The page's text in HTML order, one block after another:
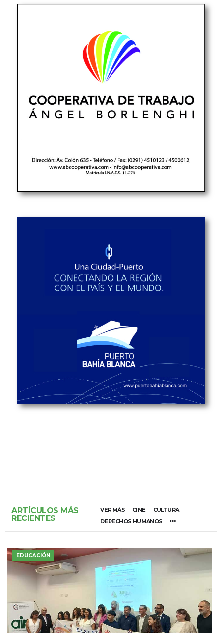
ARTÍCULOS MÁS
RECIENTES
VER MÁS CINE
CULTURA
DERECHOS HUMANOS
EDUCACIÓN